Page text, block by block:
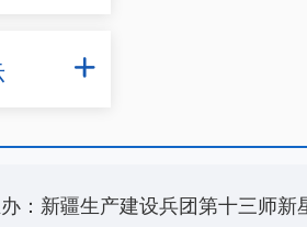

：新疆生产建设兵团第十三师新